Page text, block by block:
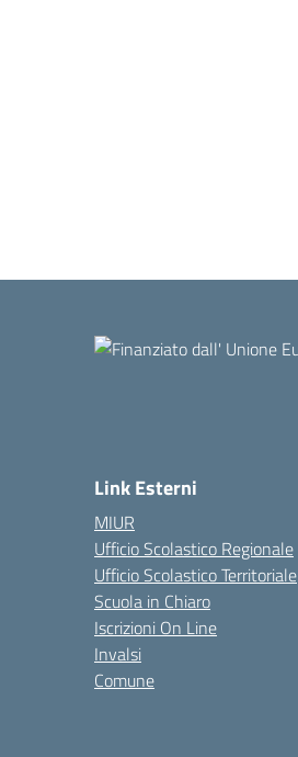
Link Esterni
MIUR
Ufficio Scolastico Regionale
Ufficio Scolastico Territoriale
Scuola in Chiaro
Iscrizioni On Line
Invalsi
Comune